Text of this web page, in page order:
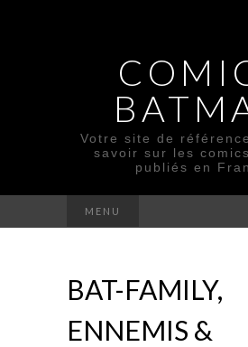
Votre site de
savoir sur les
publiés en
MENU
BAT-FAMILY,
ENNEMIS &